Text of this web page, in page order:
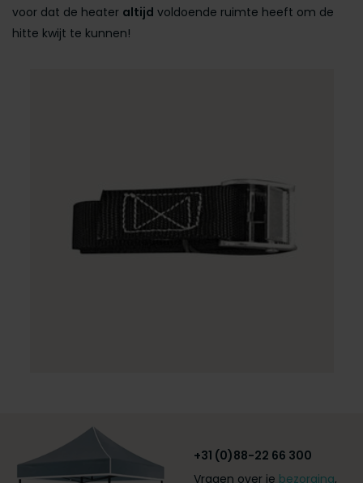
voor dat de heater altijd voldoende ruimte heeft om de
hitte kwijt te kunnen!
+31 (0)88-22 66 300
Vragen over je bezorging,